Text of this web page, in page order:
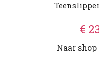
€
Naar shop